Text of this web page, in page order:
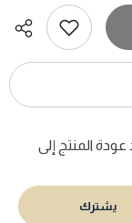
المنتج إلى
يشترك